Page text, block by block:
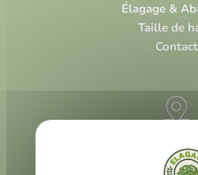
Élagage &
Taille de
Contact
47000